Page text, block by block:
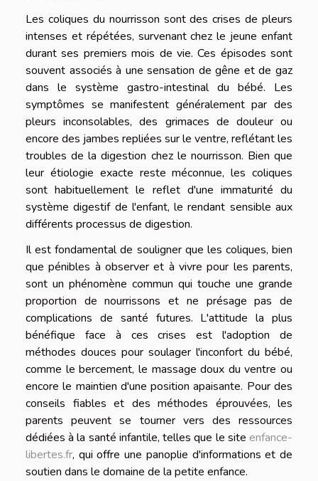
Les coliques du nourrisson sont des crises de pleurs
intenses et répétées, survenant chez le jeune enfant
durant ses premiers mois de vie. Ces épisodes sont
souvent associés à une sensation de gêne et de gaz
dans le système gastro-intestinal du bébé. Les
symptômes se manifestent généralement par des
pleurs inconsolables, des grimaces de douleur ou
encore des jambes repliées sur le ventre, reflétant les
troubles de la digestion chez le nourrisson. Bien que
leur étiologie exacte reste méconnue, les coliques
sont habituellement le reflet d'une immaturité du
système digestif de l'enfant, le rendant sensible aux
différents processus de digestion.
Il est fondamental de souligner que les coliques, bien
que pénibles à observer et à vivre pour les parents,
sont un phénomène commun qui touche une grande
proportion de nourrissons et ne présage pas de
complications de santé futures. L'attitude la plus
bénéfique face à ces crises est l'adoption de
méthodes douces pour soulager l'inconfort du bébé,
comme le bercement, le massage doux du ventre ou
encore le maintien d'une position apaisante. Pour des
conseils fiables et des méthodes éprouvées, les
parents peuvent se tourner vers des ressources
dédiées à la santé infantile, telles que le site enfance-
libertes.fr, qui offre une panoplie d'informations et de
soutien dans le domaine de la petite enfance.